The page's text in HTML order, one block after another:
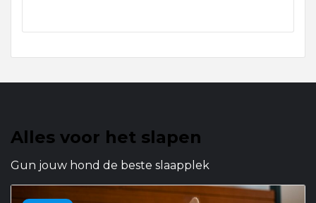
Alles voor het slapen
Gun jouw hond de beste slaapplek